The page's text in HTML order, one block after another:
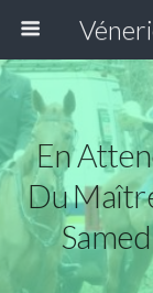
En
Du